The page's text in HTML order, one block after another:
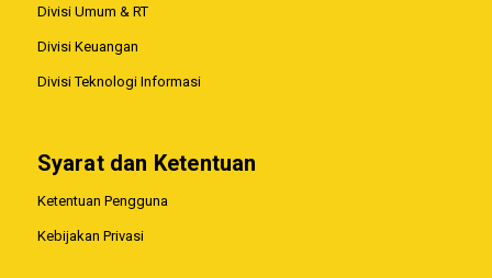
Divisi Umum & RT
Divisi Keuangan
Divisi Teknologi Informasi
Syarat dan Ketentuan
Ketentuan Pengguna
Kebijakan Privasi